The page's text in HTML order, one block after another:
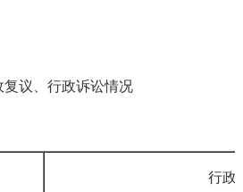
复议、行政诉讼情况
行政